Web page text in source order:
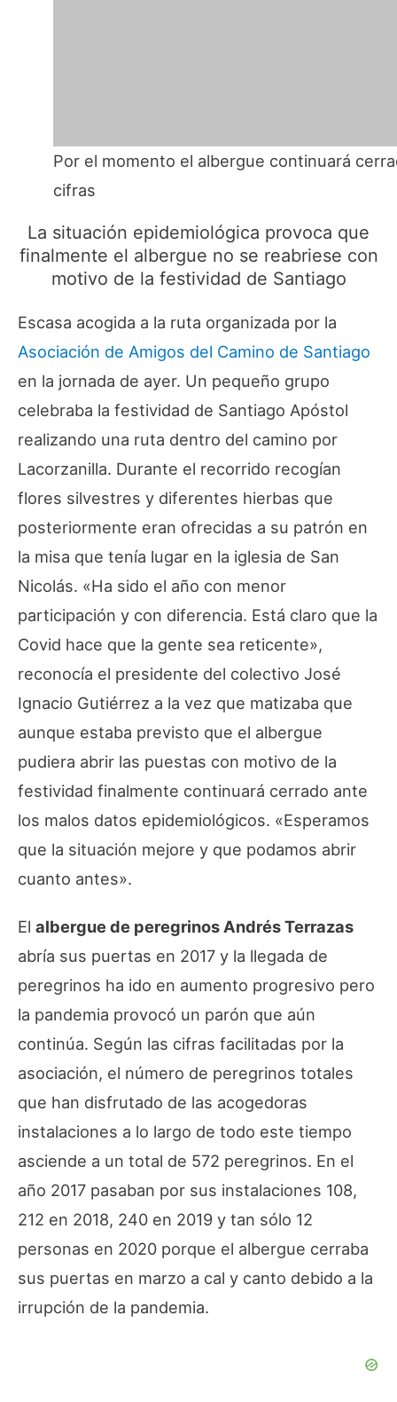
Por el momento el albergue continuará
cifras
La situación epidemiológica provoca que
finalmente el albergue no se reabriese con
motivo de la festividad de Santiago
Escasa acogida a la ruta organizada por la
Asociación de Amigos del Camino de Santiago
en la jornada de ayer. Un pequeño grupo
celebraba la festividad de Santiago Apóstol
realizando una ruta dentro del camino por
Lacorzanilla. Durante el recorrido recogían
flores silvestres y diferentes hierbas que
posteriormente eran ofrecidas a su patrón en
la misa que tenía lugar en la iglesia de San
Nicolás. «Ha sido el año con menor
participación y con diferencia. Está claro que la
Covid hace que la gente sea reticente»,
reconocía el presidente del colectivo José
Ignacio Gutiérrez a la vez que matizaba que
aunque estaba previsto que el albergue
pudiera abrir las puestas con motivo de la
festividad finalmente continuará cerrado ante
los malos datos epidemiológicos. «Esperamos
que la situación mejore y que podamos abrir
cuanto antes».
El albergue de peregrinos Andrés Terrazas
abría sus puertas en 2017 y la llegada de
peregrinos ha ido en aumento progresivo pero
la pandemia provocó un parón que aún
continúa. Según las cifras facilitadas por la
asociación, el número de peregrinos totales
que han disfrutado de las acogedoras
instalaciones a lo largo de todo este tiempo
asciende a un total de 572 peregrinos. En el
año 2017 pasaban por sus instalaciones 108,
212 en 2018, 240 en 2019 y tan sólo 12
personas en 2020 porque el albergue cerraba
sus puertas en marzo a cal y canto debido a la
irrupción de la pandemia.